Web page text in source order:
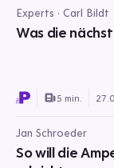
Experts · Carl Bildt
Was die
5 min.
Jan Schroeder
So will die